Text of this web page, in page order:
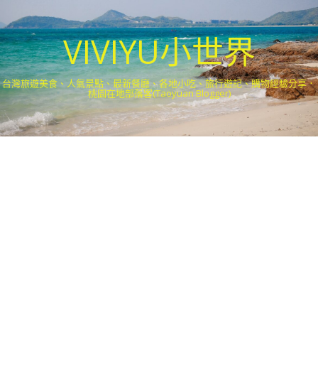
VIVIYU小世界
台灣旅遊美食、人氣景點、最新餐廳、各地小吃、旅行遊記、購物經驗分享．
桃園在地部落客(Taoyuan Blogger)